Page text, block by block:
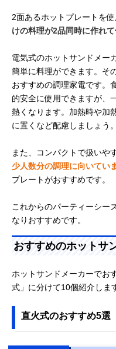
2面あるホットプレートを使
けの料理が2品同時に作れて
電気式のホットサンドメー
簡単に料理ができます。そ
おすすめの調理家電です。
的安全に使用できますが、
熱くなります。加熱時や加
に置くなど配慮しましょう。
また、コンパクトで扱いや
少人数分の調理に向いてい
プレートがおすすめです。
これからのパーティーシー
なりおすすめです。
おすすめのホットサ
ホットサンドメーカーでお
式」に分けて10個紹介しま
直火式のおすすめ5選